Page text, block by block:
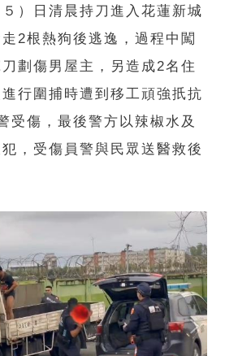
）日清晨持刀進入花蓮新城
2根熱狗後逃逸，過程中闖
劃傷男屋主，另造成2名住
行圍捕時遭到移工頑強扺抗
受傷，最後警方以辣椒水及
，受傷員警與民眾送醫救後